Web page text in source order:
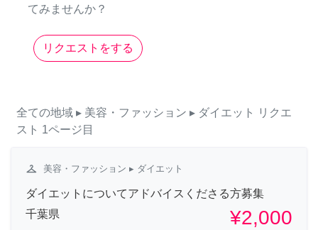
てみませんか？
リクエストをする
全ての地域 ▸ 美容・ファッション ▸ ダイエット
リクエ
スト 1ページ目
checkroom 美容・ファッション ▸ ダイエット
ダイエットについてアドバイスくださる方募集
千葉県
¥2,000